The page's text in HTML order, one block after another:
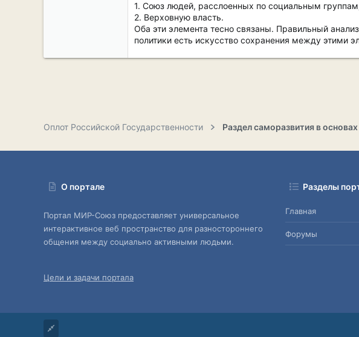
1. Союз людей, расслоенных по социальным
2. Верховную власть.
Оба эти элемента тесно связаны. Правильный
политики есть искусство сохранения между этими
Оплот Российской Государственности
О портале
Портал МИР-Союз предоставляет универсальное
интерактивное веб пространство для разностороннего
общения между социально активными людьми.
Цели и задачи портала
Разделы
Главная
Форумы